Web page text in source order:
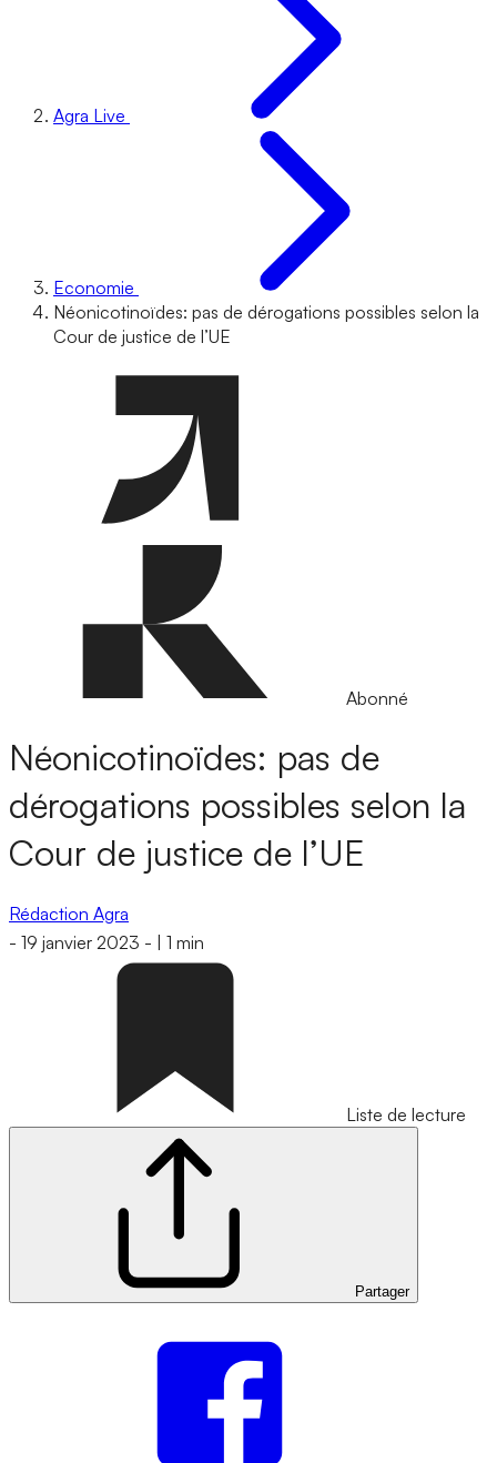
Agra Live
Economie
Néonicotinoïdes: pas de dérogations possibles selon la
Cour de justice de l’UE
Abonné
Néonicotinoïdes: pas de
dérogations possibles selon la
Cour de justice de l’UE
Rédaction Agra
- 19 janvier 2023 - 1 min
Liste de lecture
Partager